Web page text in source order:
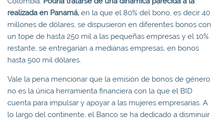
realizada en Panamá, en la que el 80% del bono, es decir 40
millones de dólares, se dispusieron en diferentes bonos con
un tope de hasta 250 mil a las pequeñas empresas y el 10%
restante, se entregarían a medianas empresas, en bonos
hasta 500 mil dólares.
Vale la pena mencionar que la emisión de bonos de género
no es la única herramienta financiera con la que el BID
cuenta para impulsar y apoyar a las mujeres empresarias. A
lo largo del continente, el Banco se ha dedicado a disminuir